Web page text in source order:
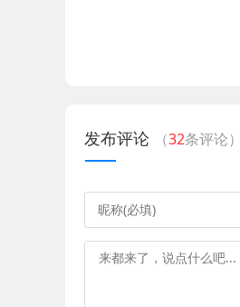
发布评论 （32条评论）